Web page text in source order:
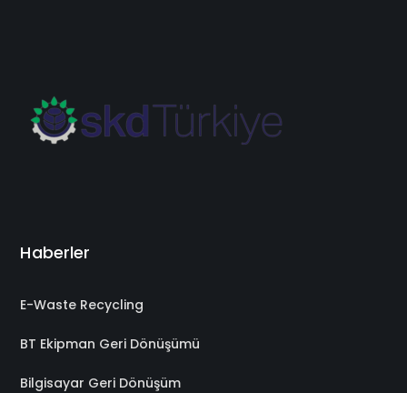
Haberler
E-Waste Recycling
BT Ekipman Geri Dönüşümü
Bilgisayar Geri Dönüşüm